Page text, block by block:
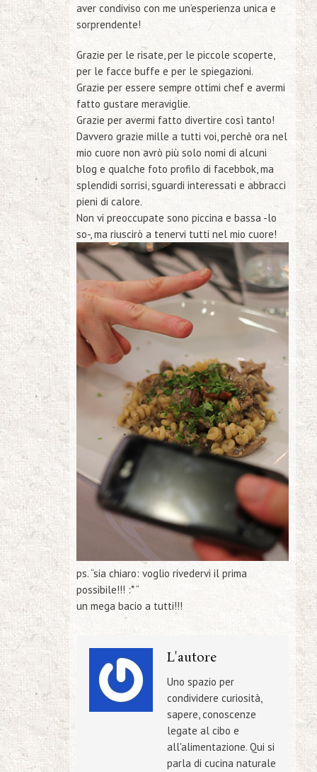
aver condiviso con me un’esperienza unica e
sorprendente!
Grazie per le risate, per le piccole scoperte,
per le facce buffe e per le spiegazioni.
Grazie per essere sempre ottimi chef e avermi
fatto gustare meraviglie.
Grazie per avermi fatto divertire così tanto!
Davvero grazie mille a tutti voi, perchè ora nel
mio cuore non avrò più solo nomi di alcuni
blog e qualche foto profilo di facebbok, ma
splendidi sorrisi, sguardi interessati e abbracci
pieni di calore.
Non vi preoccupate sono piccina e bassa -lo
so-, ma riuscirò a tenervi tutti nel mio cuore!
ps. “sia chiaro: voglio rivedervi il prima
possibile!!! :* “
un mega bacio a tutti!!!
L'autore
Uno spazio per
condividere curiosità,
sapere, conoscenze
legate al cibo e
all'alimentazione. Qui si
parla di cucina naturale